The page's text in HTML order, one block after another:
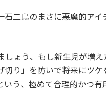
二鳥のまさに悪魔的アイ
ょう、もし新生児が増え
り」を防いで将来にツケ
う、極めて合理的かつ有